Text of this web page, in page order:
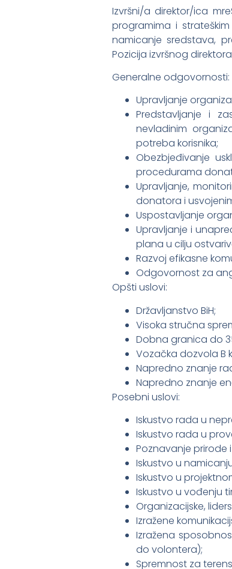
Izvršni/a direktor/ica
programima i
namicanje sredstava,
Pozicija izvršnog
Generalne odgovornosti:
Upravljanje
Predstavljanje i
nevladinim
potreba korisnika;
Obezbjeđivanje
procedurama
Upravljanje,
donatora i
Uspostavljanje
Upravljanje i
plana u cilju
Razvoj efikasne
Odgovornost za
Opšti uslovi:
Državljanstvo BiH;
Visoka stručna
Dobna granica do
Vozačka dozvola B
Napredno znanje
Napredno znanje
Posebni uslovi:
Iskustvo rada u
Iskustvo rada u
Poznavanje prirode
Iskustvo u
Iskustvo u
Iskustvo u vođenju
Organizacijske,
Izražene
Izražena
do volontera);
Spremnost za